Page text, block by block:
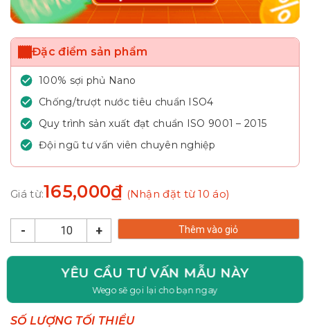
Đặc điểm sản phẩm
100% sợi phủ Nano
Chống/trượt nước tiêu chuẩn ISO4
Quy trình sản xuất đạt chuẩn ISO 9001 – 2015
Đội ngũ tư vấn viên chuyên nghiệp
Giá từ:165,000₫ (Nhận đặt từ 10 áo)
+
- Thêm vào giỏ
YÊU CẦU TƯ VẤN MẪU NÀY
Wego sẽ gọi lại cho bạn ngay
SỐ LƯỢNG TỐI THIỂU